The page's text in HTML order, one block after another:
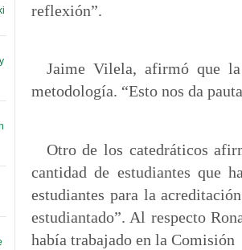
reflexión”.
Jaime Vilela, afirmó que
metodología. “Esto nos da
Otro de los catedráticos
cantidad de estudiantes que
estudiantes para la
estudiantado”. Al respecto
había trabajado en la